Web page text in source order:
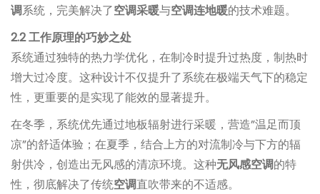
调系统，完美解决了空调采暖与空调连地暖的技术难题。
2.2 工作原理的巧妙之处
系统通过独特的热力学优化，在制冷时提升过热度，制热时
增大过冷度。这种设计不仅提升了系统在极端天气下的稳定
性，更重要的是实现了能效的显著提升。
在冬季，系统优先通过地板辐射进行采暖，营造”温足而顶
凉”的舒适体验；在夏季，结合上方的对流制冷与下方的辐
射供冷，创造出无风感的清凉环境。这种无风感空调的特
性，彻底解决了传统空调直吹带来的不适感。